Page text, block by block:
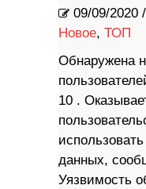
09/09/2020 /
Новое, ТОП
Обнаружена
10 .
данных,
Уязвимость